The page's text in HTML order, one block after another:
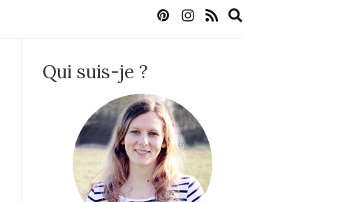
Qui suis-je ?